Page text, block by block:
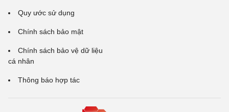
Quy ước sử dụng
Chính sách bảo mật
Chính sách bảo vệ dữ liệu
cá nhân
Thông báo hợp tác